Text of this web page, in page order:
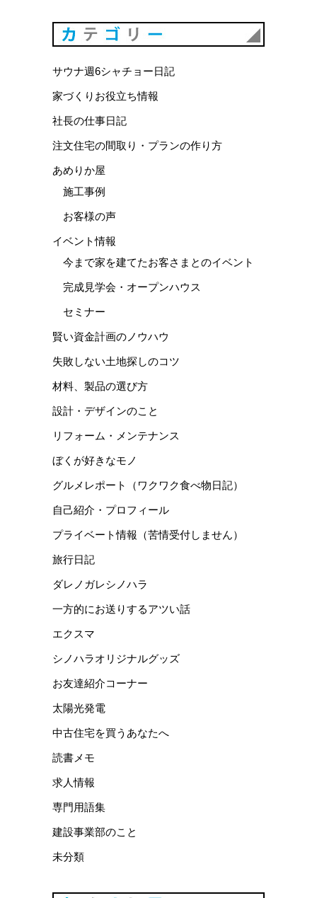
サウナ週6シャチョー日記
家づくりお役立ち情報
社長の仕事日記
注文住宅の間取り・プランの作り方
あめりか屋
施工事例
お客様の声
イベント情報
今まで家を建てたお客さまとのイベント
完成見学会・オープンハウス
セミナー
賢い資金計画のノウハウ
失敗しない土地探しのコツ
材料、製品の選び方
設計・デザインのこと
リフォーム・メンテナンス
ぼくが好きなモノ
グルメレポート（ワクワク食べ物日記）
自己紹介・プロフィール
プライベート情報（苦情受付しません）
旅行日記
ダレノガレシノハラ
一方的にお送りするアツい話
エクスマ
シノハラオリジナルグッズ
お友達紹介コーナー
太陽光発電
中古住宅を買うあなたへ
読書メモ
求人情報
専門用語集
建設事業部のこと
未分類